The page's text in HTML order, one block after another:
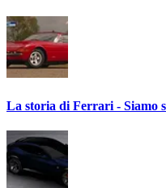
La storia di Ferrari - Siamo